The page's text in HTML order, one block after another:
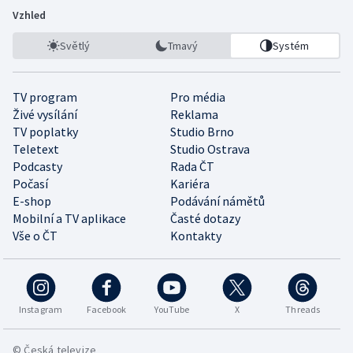
Vzhled
Světlý Tmavý Systém
TV program
Pro média
Živé vysílání
Reklama
TV poplatky
Studio Brno
Teletext
Studio Ostrava
Podcasty
Rada ČT
Počasí
Kariéra
E-shop
Podávání námětů
Mobilní a TV aplikace
Časté dotazy
Vše o ČT
Kontakty
Instagram Facebook YouTube X Threads
© Česká televize